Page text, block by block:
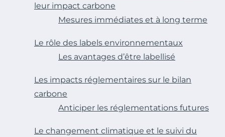
leur impact carbone
Mesures immédiates et à long terme
Le rôle des labels environnementaux
Les avantages d’être labellisé
Les impacts réglementaires sur le bilan
carbone
Anticiper les réglementations futures
Le changement climatique et le suivi du